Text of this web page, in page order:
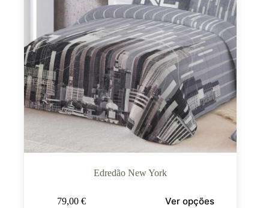
Edredão New York
79,00 € Ver opções